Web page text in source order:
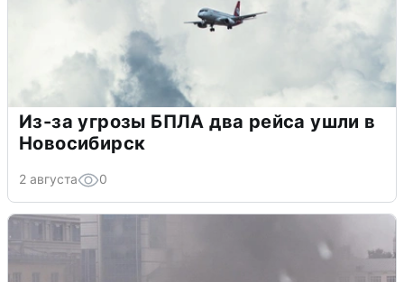
Из-за угрозы БПЛА два рейса ушли в
Новосибирск
2 августа 0